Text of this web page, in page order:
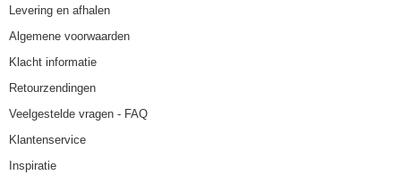
Levering en afhalen
Algemene voorwaarden
Klacht informatie
Retourzendingen
Veelgestelde vragen - FAQ
Klantenservice
Inspiratie